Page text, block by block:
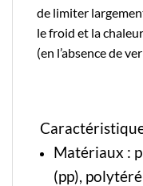
de limiter
le froid et la
(en l’absence de
Matériaux :
(pp),